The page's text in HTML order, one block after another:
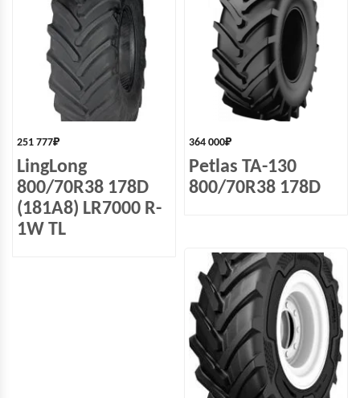
251 777₽
LingLong
800/70R38 178D
(181A8) LR7000 R-
1W TL
364 000₽
Petlas TA-130
800/70R38 178D